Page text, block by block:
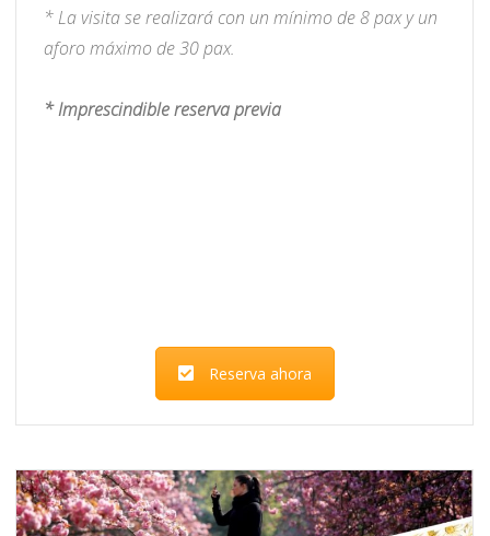
* La visita se realizará con un mínimo de 8 pax y un
aforo máximo de 30 pax.
* Imprescindible reserva previa
Reserva ahora